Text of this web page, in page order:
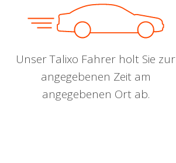
Unser Talixo Fahrer holt Sie zur
angegebenen Zeit am
angegebenen Ort ab.